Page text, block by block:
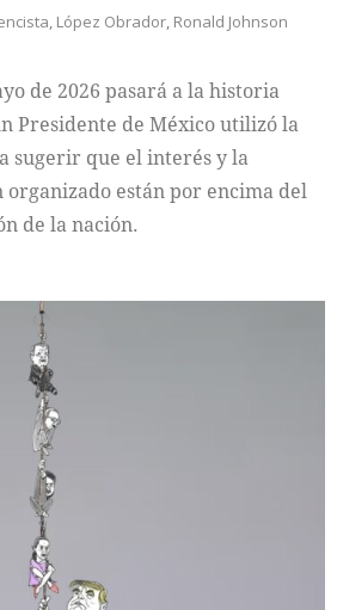
, López Obrador, Ronald Johnson
de 2026 pasará a la historia
Presidente de México utilizó la
sugerir que el interés y la
están por encima del
de la nación.